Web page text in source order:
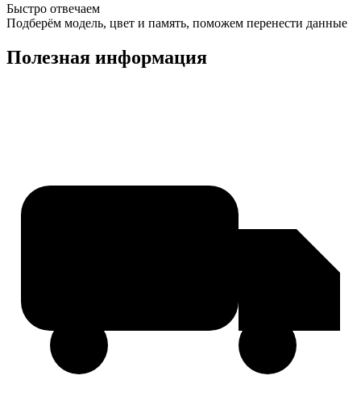
Быстро отвечаем
Подберём модель, цвет и память, поможем перенести данные
Полезная информация